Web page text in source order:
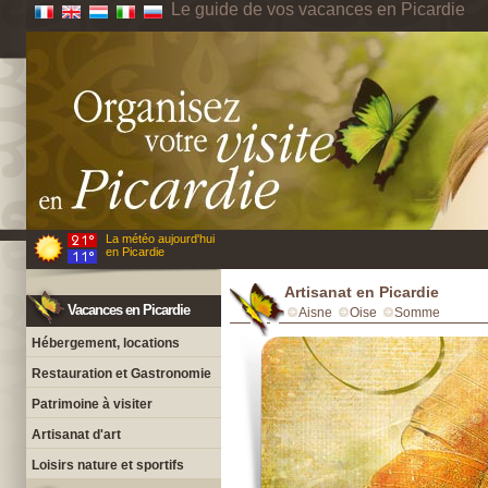
Le guide de vos vacances en Picardie
La météo aujourd'hui
en Picardie
Vacances en Picardie
Hébergement, locations
Restauration et Gastronomie
Patrimoine à visiter
Artisanat d'art
Loisirs nature et sportifs
Artisanat en Picardie
Aisne Oise Somme